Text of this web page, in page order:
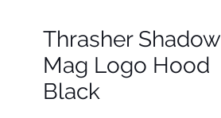
Thrasher Shadow
Mag Logo Hood
Black